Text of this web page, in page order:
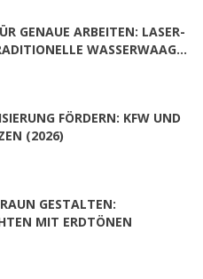
GENAUE ARBEITEN: LASER-
WASSERWAAGE
FÖRDERN: KFW UND
(2026)
GESTALTEN:
MIT ERDTÖNEN